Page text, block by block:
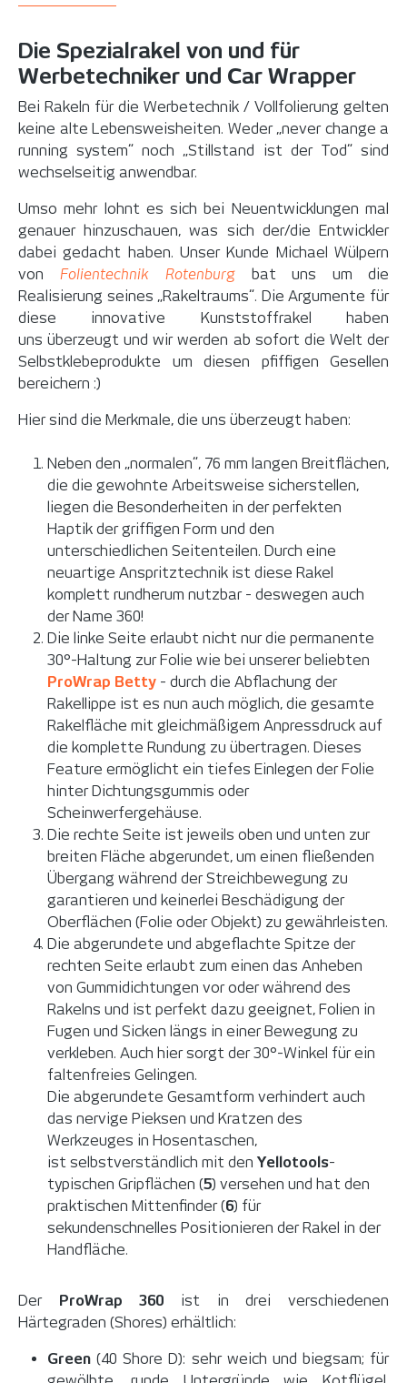
Die Spezialrakel von und für
Werbetechniker und Car Wrapper
Bei Rakeln für die Werbetechnik / Vollfolierung gelten
keine alte Lebensweisheiten. Weder „never change a
running system“ noch „Stillstand ist der Tod“ sind
wechselseitig anwendbar.
Umso mehr lohnt es sich bei Neuentwicklungen mal
genauer hinzuschauen, was sich der/die Entwickler
dabei gedacht haben. Unser Kunde Michael Wülpern
von Folientechnik Rotenburg bat uns um die
Realisierung seines „Rakeltraums“. Die Argumente für
diese innovative Kunststoffrakel haben
uns überzeugt und wir werden ab sofort die Welt der
Selbstklebeprodukte um diesen pfiffigen Gesellen
bereichern :)
Hier sind die Merkmale, die uns überzeugt haben:
Neben den „normalen“, 76 mm langen Breitflächen,
die die gewohnte Arbeitsweise sicherstellen,
liegen die Besonderheiten in der perfekten
Haptik der griffigen Form und den
unterschiedlichen Seitenteilen. Durch eine
neuartige Anspritztechnik ist diese Rakel
komplett rundherum nutzbar - deswegen auch
der Name 360!
Die linke Seite erlaubt nicht nur die permanente
30°-Haltung zur Folie wie bei unserer beliebten
ProWrap Betty - durch die Abflachung der
Rakellippe ist es nun auch möglich, die gesamte
Rakelfläche mit gleichmäßigem Anpressdruck auf
die komplette Rundung zu übertragen. Dieses
Feature ermöglicht ein tiefes Einlegen der Folie
hinter Dichtungsgummis oder
Scheinwerfergehäuse.
Die rechte Seite ist jeweils oben und unten zur
breiten Fläche abgerundet, um einen fließenden
Übergang während der Streichbewegung zu
garantieren und keinerlei Beschädigung der
Oberflächen (Folie oder Objekt) zu gewährleisten.
Die abgerundete und abgeflachte Spitze der
rechten Seite erlaubt zum einen das Anheben
von Gummidichtungen vor oder während des
Rakelns und ist perfekt dazu geeignet, Folien in
Fugen und Sicken längs in einer Bewegung zu
verkleben. Auch hier sorgt der 30°-Winkel für ein
faltenfreies Gelingen.
Die abgerundete Gesamtform verhindert auch
das nervige Pieksen und Kratzen des
Werkzeuges in Hosentaschen,
ist selbstverständlich mit den Yellotools-
typischen Gripflächen (5) versehen und hat den
praktischen Mittenfinder (6) für
sekundenschnelles Positionieren der Rakel in der
Handfläche.
Der ProWrap 360 ist in drei verschiedenen
Härtegraden (Shores) erhältlich:
Green (40 Shore D): sehr weich und biegsam; für